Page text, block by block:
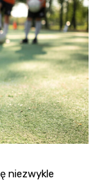
niezwykle